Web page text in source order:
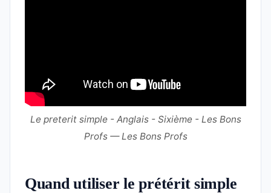
Le preterit simple - Anglais - Sixième - Les Bons
Profs — Les Bons Profs
Quand utiliser le prétérit simple